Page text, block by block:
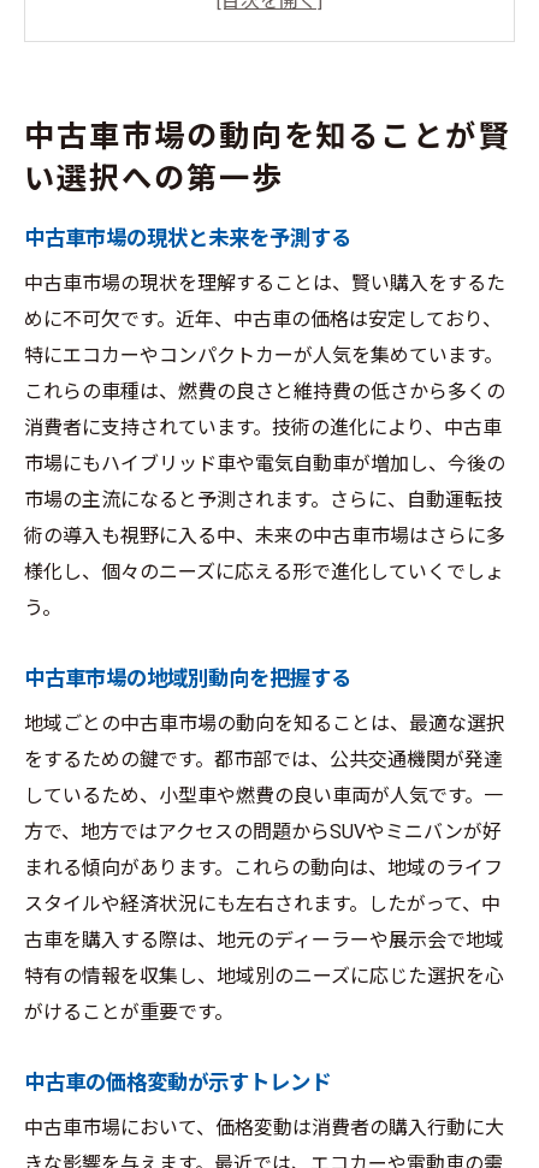
市場調査による中古車ニーズの変化
中古車の需要と供給が変化する理由とは
経済状況が中古車市場に与える影響
新車販売の動向と中古車市場の関連性
中古車の輸出入動向と国内市場の変化
消費者の価値観の変化がもたらす需要の変
動
中古車販売業者の戦略と供給の変化
政府の政策が中古車市場に与える影響
エコカーの人気が中古車市場に与える影響
中古エコカーの需要増加と市場価値
エコカー人気による中古車販売の新たな潮
流
エコカー関連法規と中古車市場の影響
最新技術の導入で中古車市場はどう変わるか
自動運転技術の普及と中古車市場の変化
インターネットとAIが中古車販売に与える
影響
える影響
中古車市場におけるテレマティクスの進化
電動化の進展と中古車の将来展望
中古車市場の動向を知ることが賢
い選択への第一歩
中古車市場の現状と未来を予測する
中古車市場の現状を理解することは、賢い購入をするた
めに不可欠です。近年、中古車の価格は安定しており、
特にエコカーやコンパクトカーが人気を集めています。
これらの車種は、燃費の良さと維持費の低さから多くの
消費者に支持されています。技術の進化により、中古車
市場にもハイブリッド車や電気自動車が増加し、今後の
市場の主流になると予測されます。さらに、自動運転技
術の導入も視野に入る中、未来の中古車市場はさらに多
様化し、個々のニーズに応える形で進化していくでしょ
う。
中古車市場の地域別動向を把握する
地域ごとの中古車市場の動向を知ることは、最適な選択
をするための鍵です。都市部では、公共交通機関が発達
しているため、小型車や燃費の良い車両が人気です。一
方で、地方ではアクセスの問題からSUVやミニバンが好
まれる傾向があります。これらの動向は、地域のライフ
スタイルや経済状況にも左右されます。したがって、中
古車を購入する際は、地元のディーラーや展示会で地域
特有の情報を収集し、地域別のニーズに応じた選択を心
がけることが重要です。
中古車の価格変動が示すトレンド
中古車市場において、価格変動は消費者の購入行動に大